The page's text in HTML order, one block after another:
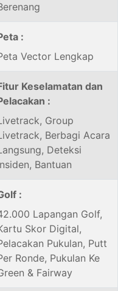
:
Vector Lengkap
Keselamatan dan
:
Group
Berbagi Acara
Deteksi
Bantuan
:
Lapangan Golf,
Skor Digital,
Pukulan, Putt
Ronde, Pukulan Ke
& Fairway